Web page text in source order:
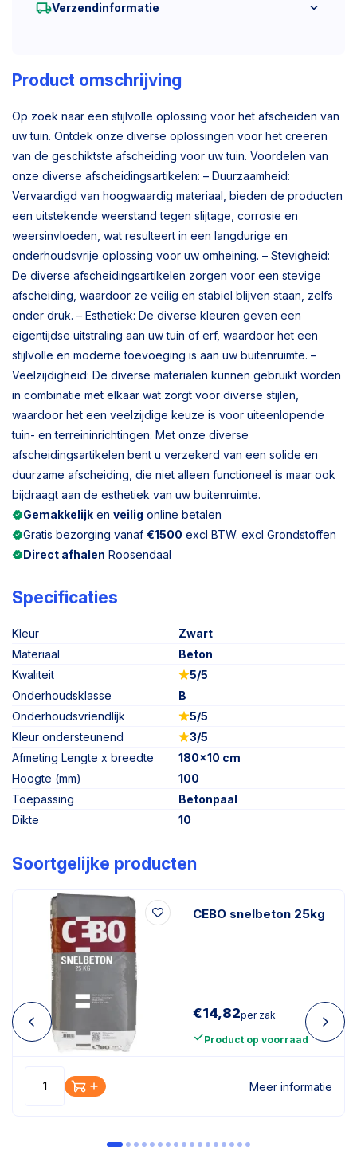
Verzendinformatie
Product omschrijving
Op zoek naar een stijlvolle oplossing voor het afscheiden van
uw tuin. Ontdek onze diverse oplossingen voor het creëren
van de geschiktste afscheiding voor uw tuin. Voordelen van
onze diverse afscheidingsartikelen: – Duurzaamheid:
Vervaardigd van hoogwaardig materiaal, bieden de producten
een uitstekende weerstand tegen slijtage, corrosie en
weersinvloeden, wat resulteert in een langdurige en
onderhoudsvrije oplossing voor uw omheining. – Stevigheid:
De diverse afscheidingsartikelen zorgen voor een stevige
afscheiding, waardoor ze veilig en stabiel blijven staan, zelfs
onder druk. – Esthetiek: De diverse kleuren geven een
eigentijdse uitstraling aan uw tuin of erf, waardoor het een
stijlvolle en moderne toevoeging is aan uw buitenruimte. –
Veelzijdigheid: De diverse materialen kunnen gebruikt worden
in combinatie met elkaar wat zorgt voor diverse stijlen,
waardoor het een veelzijdige keuze is voor uiteenlopende
tuin- en terreininrichtingen. Met onze diverse
afscheidingsartikelen bent u verzekerd van een solide en
duurzame afscheiding, die niet alleen functioneel is maar ook
bijdraagt aan de esthetiek van uw buitenruimte.
Gemakkelijk en veilig online betalen
Gratis bezorging vanaf €1500 excl BTW. excl Grondstoffen
Direct afhalen Roosendaal
Specificaties
Kleur
Zwart
Materiaal
Beton
Kwaliteit
5/5
Onderhoudsklasse
B
Onderhoudsvriendlijk
5/5
Kleur ondersteunend
3/5
Afmeting Lengte x breedte
180x10 cm
Hoogte (mm)
100
Toepassing
Betonpaal
Dikte
10
Soortgelijke producten
CEBO snelbeton 25kg
€14,82per zak
Product op voorraad
Meer informatie